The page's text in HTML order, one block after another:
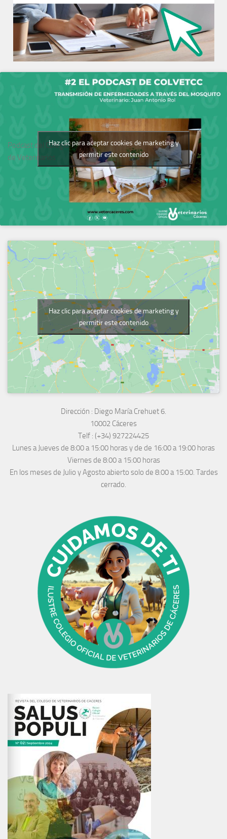
Podcast del Colegio
de Veterinarios
Haz clic para aceptar cookies de marketing y
permitir este contenido
Haz clic para aceptar cookies de marketing y
permitir este contenido
Dirección : Diego María Crehuet 6.
10002 Cáceres
Telf : (+34) 927224425
Lunes a Jueves de 8:00 a 15:00 horas y de de 16:00 a 19:00 horas
Viernes de 8:00 a 15:00 horas
En los meses de Julio y Agosto abierto solo de 8:00 a 15:00. Tardes
cerrado.